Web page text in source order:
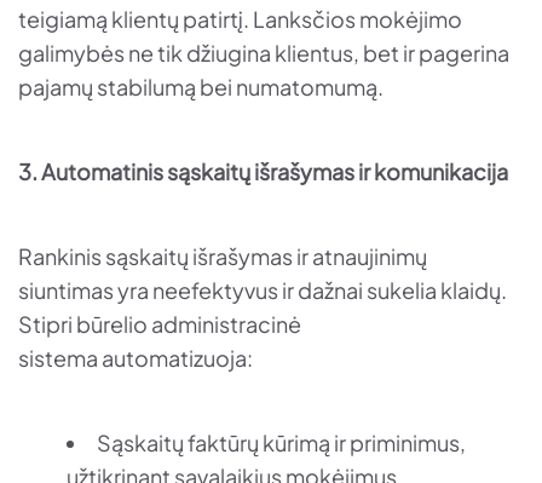
teigiamą klientų patirtį. Lanksčios mokėjimo
galimybės ne tik džiugina klientus, bet ir pagerina
pajamų stabilumą bei numatomumą.
3. Automatinis sąskaitų išrašymas ir komunikacija
Rankinis sąskaitų išrašymas ir atnaujinimų
siuntimas yra neefektyvus ir dažnai sukelia klaidų.
Stipri būrelio administracinė
sistema automatizuoja:
Sąskaitų faktūrų kūrimą ir priminimus,
užtikrinant savalaikius mokėjimus.